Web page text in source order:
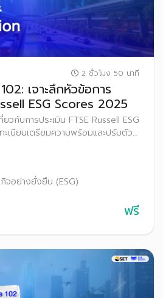
2 ชั่วโมง 50 นาที
เจาะลึกหัวข้อการ
ESG Scores 2025
ยวกับการประเมิน FTSE Russell ESG
เบียนเตรียมความพร้อมและปรับตัว
ปี 2569 เป็นต้นไป
จอย่างยั่งยืน (ESG)
ฟรี